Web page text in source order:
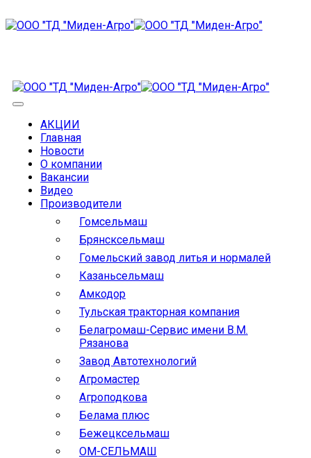
АКЦИИ
Главная
Новости
О компании
Вакансии
Видео
Производители
Гомсельмаш
Брянсксельмаш
Гомельский завод литья и нормалей
Казаньсельмаш
Амкодор
Тульская тракторная компания
Белагромаш-Сервис имени В.М.
Рязанова
Завод Автотехнологий
Агромастер
Агроподкова
Белама плюс
Бежецксельмаш
ОМ-СЕЛЬМАШ